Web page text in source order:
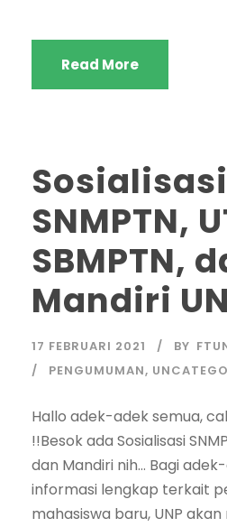
Read More
Sosialisasi
SNMPTN,
SBMPTN,
Mandiri
17 FEBRUARI 2021 BY
PENGUMUMAN,
Hallo adek-adek semua,
!!Besok ada Sosialisasi
dan Mandiri nih… Bagi
informasi lengkap terkait
mahasiswa baru, UNP